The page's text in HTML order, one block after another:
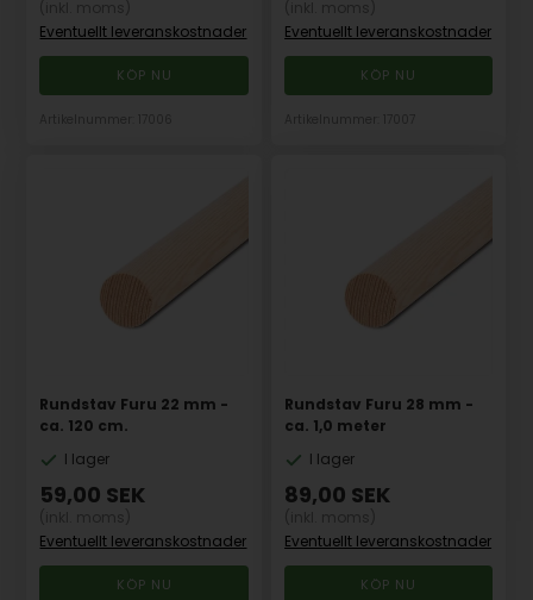
Eventuellt leveranskostnader
Eventuellt leveranskostnader
Rundstav Furu 22 mm -
ca. 120 cm.
I lager
59,00 SEK
Eventuellt leveranskostnader
Rundstav Furu 28 mm -
ca. 1,0 meter
I lager
89,00 SEK
Eventuellt leveranskostnader